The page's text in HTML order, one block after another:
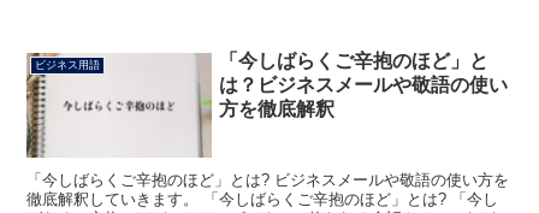
ビジネス用語
「今しばらくご辛抱のほど」と
は？ビジネスメールや敬語の使い
方を徹底解釈
「今しばらくご辛抱のほど」とは? ビジネスメールや敬語の使い方を
徹底解釈していきます。 「今しばらくご辛抱のほど」とは? 「今し